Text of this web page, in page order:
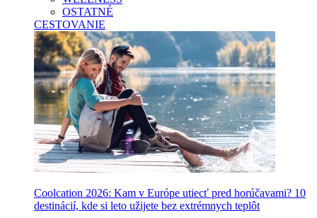
OSTATNÉ
CESTOVANIE
Coolcation 2026: Kam v Európe utiecť pred horúčavami? 10
destinácií, kde si leto užijete bez extrémnych teplôt